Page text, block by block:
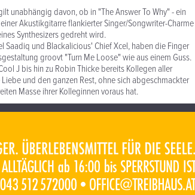
unabhängig davon, ob in "The Answer To Why" - ein
Akustikgitarre flankierter Singer/Songwriter-Charme
Synthesizers gedreht wird.
Saadiq und Blackalicious' Chief Xcel, haben die Finger
groovt "Turn Me Loose" wie aus einem Guss.
J bis hin zu Robin Thicke bereits Kollegen aller
und den ganzen Rest, ohne sich abgeschmackter
Masse ihrer Kolleginnen voraus hat.